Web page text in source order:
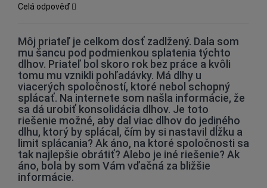
Celá odpověď
Môj priateľ je celkom dosť zadlžený. Dala som
mu šancu pod podmienkou splatenia týchto
dlhov. Priateľ bol skoro rok bez práce a kvôli
tomu mu vznikli pohľadávky. Má dlhy u
viacerých spoločností, ktoré nebol schopný
splácať. Na internete som našla informácie, že
sa dá urobiť konsolidácia dlhov. Je toto
riešenie možné, aby dal viac dlhov do jediného
dlhu, ktorý by splácal, čím by si nastavil dĺžku a
limit splácania? Ak áno, na ktoré spoločnosti sa
tak najlepšie obrátiť? Alebo je iné riešenie? Ak
áno, bola by som Vám vďačná za bližšie
informácie.